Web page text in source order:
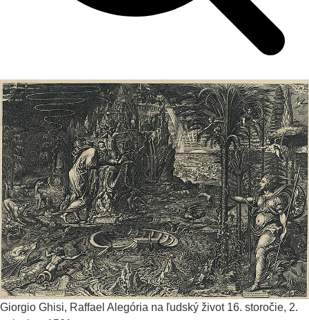
Giorgio Ghisi, Raffael Alegória na ľudský život 16. storočie, 2.